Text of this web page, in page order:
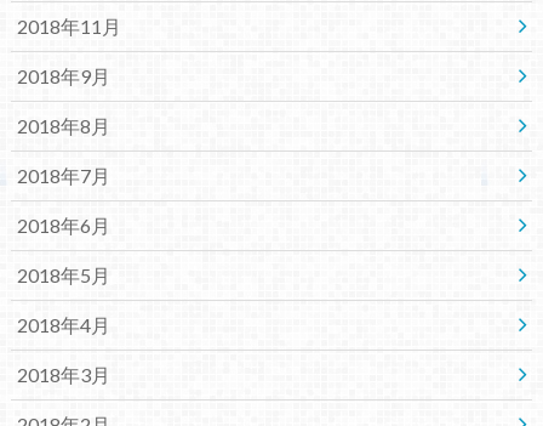
2018年11月
2018年9月
2018年8月
2018年7月
2018年6月
2018年5月
2018年4月
2018年3月